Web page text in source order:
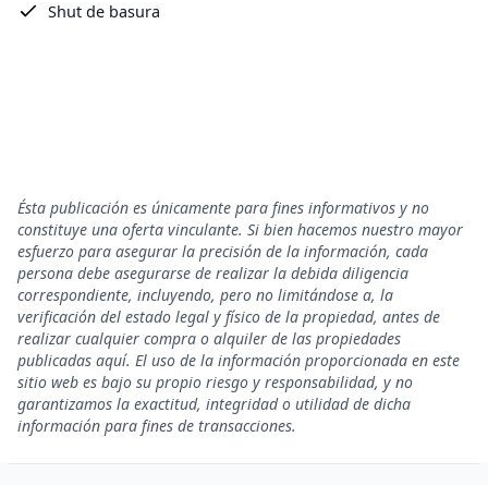
Shut de basura
Ésta publicación es únicamente para fines informativos y no
constituye una oferta vinculante. Si bien hacemos nuestro mayor
esfuerzo para asegurar la precisión de la información, cada
persona debe asegurarse de realizar la debida diligencia
correspondiente, incluyendo, pero no limitándose a, la
verificación del estado legal y físico de la propiedad, antes de
realizar cualquier compra o alquiler de las propiedades
publicadas aquí. El uso de la información proporcionada en este
sitio web es bajo su propio riesgo y responsabilidad, y no
garantizamos la exactitud, integridad o utilidad de dicha
información para fines de transacciones.